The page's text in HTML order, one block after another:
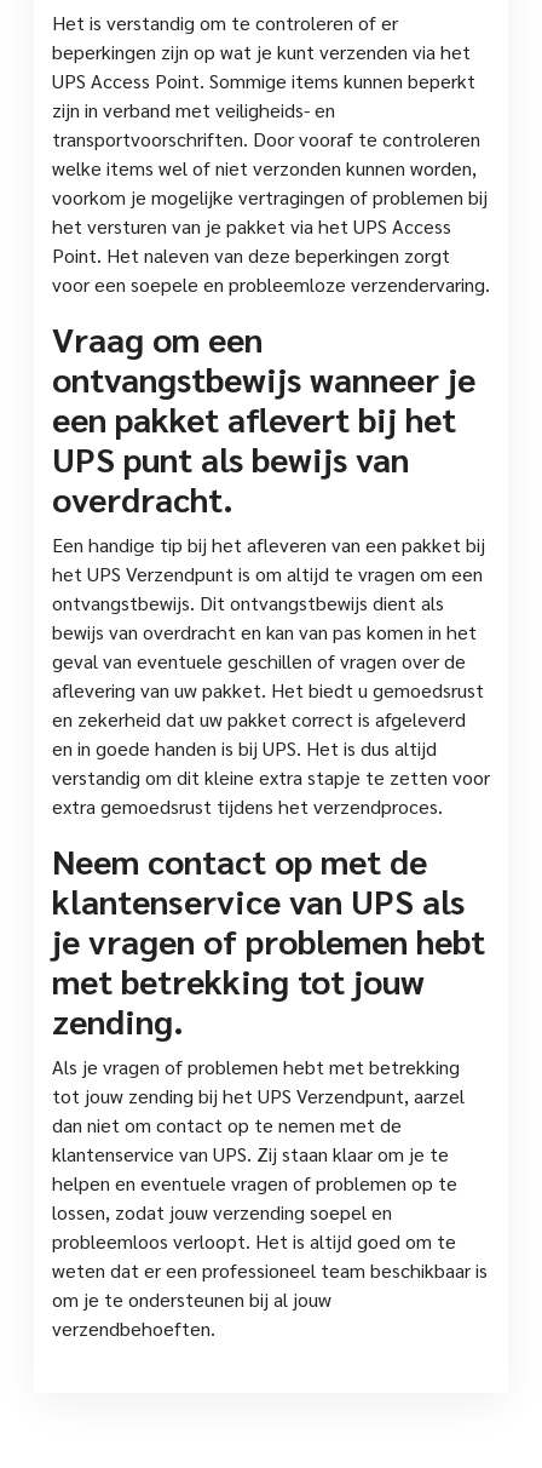
Het is verstandig om te controleren of er
beperkingen zijn op wat je kunt verzenden via het
UPS Access Point. Sommige items kunnen beperkt
zijn in verband met veiligheids- en
transportvoorschriften. Door vooraf te controleren
welke items wel of niet verzonden kunnen worden,
voorkom je mogelijke vertragingen of problemen bij
het versturen van je pakket via het UPS Access
Point. Het naleven van deze beperkingen zorgt
voor een soepele en probleemloze verzendervaring.
Vraag om een
ontvangstbewijs wanneer je
een pakket aflevert bij het
UPS punt als bewijs van
overdracht.
Een handige tip bij het afleveren van een pakket bij
het UPS Verzendpunt is om altijd te vragen om een
ontvangstbewijs. Dit ontvangstbewijs dient als
bewijs van overdracht en kan van pas komen in het
geval van eventuele geschillen of vragen over de
aflevering van uw pakket. Het biedt u gemoedsrust
en zekerheid dat uw pakket correct is afgeleverd
en in goede handen is bij UPS. Het is dus altijd
verstandig om dit kleine extra stapje te zetten voor
extra gemoedsrust tijdens het verzendproces.
Neem contact op met de
klantenservice van UPS als
je vragen of problemen hebt
met betrekking tot jouw
zending.
Als je vragen of problemen hebt met betrekking
tot jouw zending bij het UPS Verzendpunt, aarzel
dan niet om contact op te nemen met de
klantenservice van UPS. Zij staan klaar om je te
helpen en eventuele vragen of problemen op te
lossen, zodat jouw verzending soepel en
probleemloos verloopt. Het is altijd goed om te
weten dat er een professioneel team beschikbaar is
om je te ondersteunen bij al jouw
verzendbehoeften.